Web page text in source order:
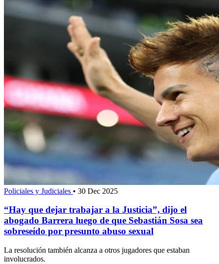
Policiales y Judiciales • 30 Dec 2025
“Hay que dejar trabajar a la Justicia”, dijo el
abogado Barrera luego de que Sebastián Sosa sea
sobreseído por presunto abuso sexual
La resolución también alcanza a otros jugadores que estaban
involucrados.